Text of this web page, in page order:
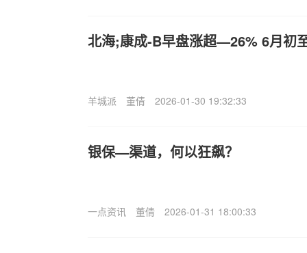
北海;康成-B早盘涨超—26% 6月初
羊城派 董倩 2026-01-30 19:32:33
银保—渠道，何以狂飙？
一点资讯 董倩 2026-01-31 18:00:33